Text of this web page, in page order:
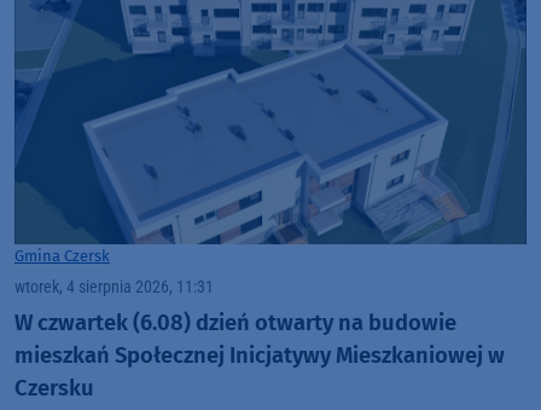
Gmina Czersk
wtorek, 4 sierpnia 2026, 11:31
W czwartek (6.08) dzień otwarty na budowie
mieszkań Społecznej Inicjatywy Mieszkaniowej w
Czersku